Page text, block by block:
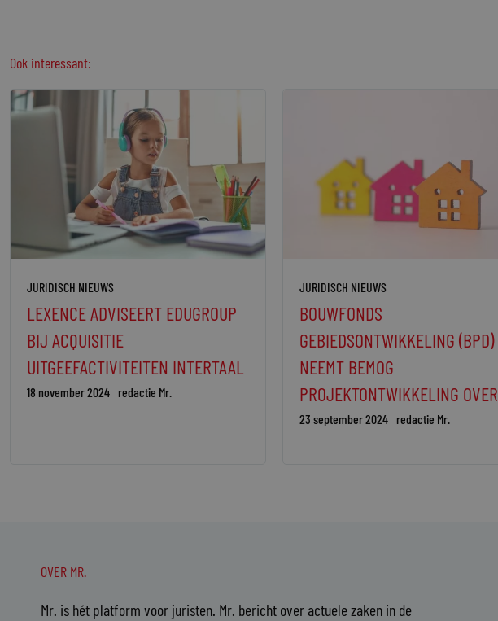
Ook interessant:
JURIDISCH NIEUWS
LEXENCE ADVISEERT EDUGROUP
BIJ ACQUISITIE
UITGEEFACTIVITEITEN INTERTAAL
18 november 2024 redactie Mr.
JURIDISCH NIEUWS
BOUWFONDS
GEBIEDSONTWIKKELING (BPD)
NEEMT BEMOG
PROJEKTONTWIKKELING OVER
23 september 2024 redactie Mr.
OVER MR.
Mr. is hét platform voor juristen. Mr. bericht over actuele zaken in de